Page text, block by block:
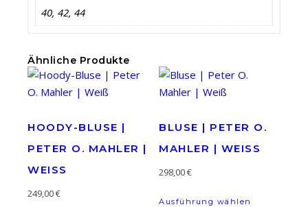
40, 42, 44
Ähnliche Produkte
HOODY-BLUSE |
PETER O. MAHLER |
WEISS
249,00€
BLUSE | PETER O.
MAHLER | WEISS
298,00€
Ausführung wählen